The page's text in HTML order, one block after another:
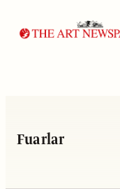
Fuarlar